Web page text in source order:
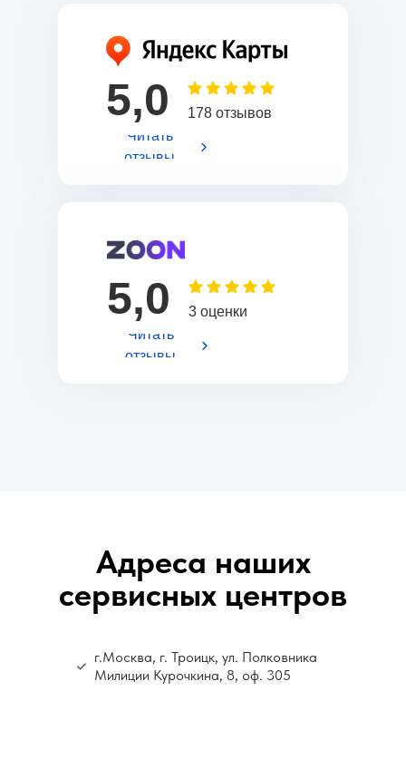
5,0
Читать
отзывы
178 отзывов
5,0
Читать
отзывы
3 оценки
Адреса наших
сервисных центров
г.Москва, г. Троицк, ул. Полковника
Милиции Курочкина, 8, оф. 305